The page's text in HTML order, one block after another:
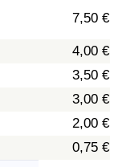
7,50 €
4,00 €
3,50 €
3,00 €
2,00 €
0,75 €